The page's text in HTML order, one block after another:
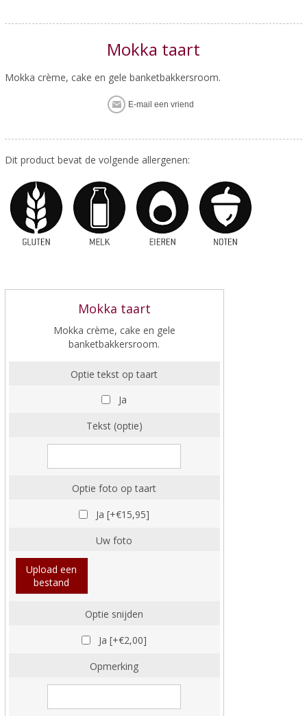
Mokka taart
Mokka crème, cake en gele banketbakkersroom.
Dit product bevat de volgende allergenen:
Mokka taart
Mokka crème, cake en gele
banketbakkersroom.
Optie tekst op taart
Ja
Tekst (optie)
Optie foto op taart
Ja [+€15,95]
Uw foto
Upload een
bestand
Optie snijden
Ja [+€2,00]
Opmerking